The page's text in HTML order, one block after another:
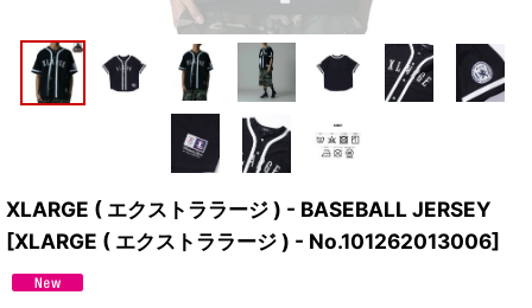
XLARGE ( エクストララージ ) - BASEBALL JERSEY
[XLARGE ( エクストララージ ) - No.101262013006]